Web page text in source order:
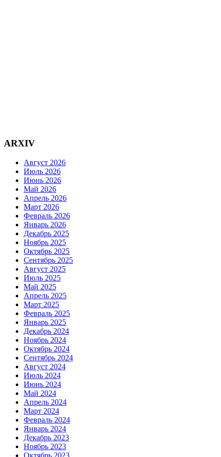
ARXIV
Август 2026
Июль 2026
Июнь 2026
Май 2026
Апрель 2026
Март 2026
Февраль 2026
Январь 2026
Декабрь 2025
Ноябрь 2025
Октябрь 2025
Сентябрь 2025
Август 2025
Июль 2025
Май 2025
Апрель 2025
Март 2025
Февраль 2025
Январь 2025
Декабрь 2024
Ноябрь 2024
Октябрь 2024
Сентябрь 2024
Август 2024
Июль 2024
Июнь 2024
Май 2024
Апрель 2024
Март 2024
Февраль 2024
Январь 2024
Декабрь 2023
Ноябрь 2023
Октябрь 2023